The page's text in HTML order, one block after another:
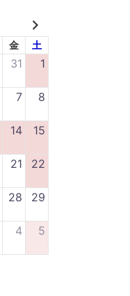
金 土
31 1
7 8
14 15
21 22
28 29
4 5